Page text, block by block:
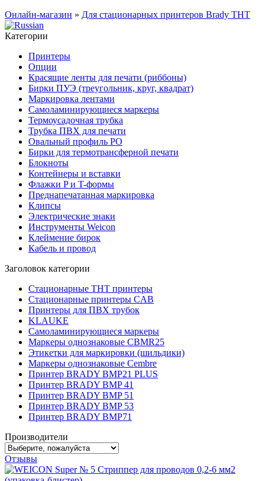
Онлайн-магазин » Для стационарных принтеров Brady THT
Категории
Принтеры
Опции
Красящие ленты для печати (риббоны)
Бирки ПУЭ (треугольник, круг, квадрат)
Маркировка лентами
Самоламинирующиеся маркеры
Термоусадочная трубка
Трубка ПВХ для печати
Овальный профиль PO
Бирки для термотрансферной печати
Блокноты
Контейнеры и вставки
Флажки P и T-формы
Преднапечатанная маркировка
Клипсы
Электрические знаки
Инструменты Weicon
Клеймение бирок
Кабель и провод
Заголовок категории
Стационарные THT принтеры
Стационарные принтеры CAB
Принтеры для ПВХ трубок
KLAUKE
Самоламинирующиеся маркеры
Маркеры однознаковые CBMR25
Этикетки для маркировки (шильдики)
Маркеры однознаковые Cembre
Принтер BRADY BMP21 PLUS
Принтер BRADY BMP 41
Принтер BRADY BMP 51
Принтер BRADY BMP 53
Принтер BRADY BMP71
Производители
Отзывы